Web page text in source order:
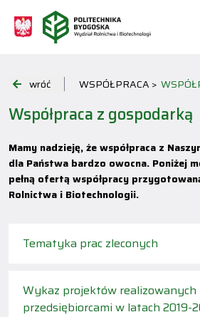
wróć WSPÓŁPRACA >
Współpraca z gospodarką
Mamy nadzieję, że współpraca z
dla Państwa bardzo owocna. Poniżej
pełną ofertą współpracy
Rolnictwa i Biotechnologii.
Tematyka prac zleconych
Wykaz projektów realizowanych
przedsiębiorcami w latach 2019-